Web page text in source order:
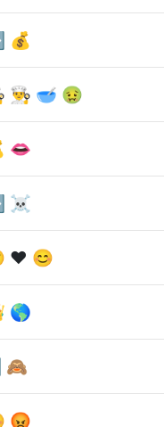
💰
👨‍🍳 🥣 🤢
👄
☠
♥ 😊
🌎
😡